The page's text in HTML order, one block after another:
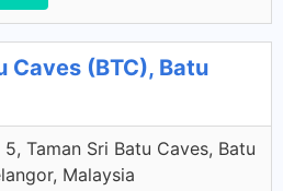
Caves (BTC), Batu
Taman Sri Batu Caves, Batu
Malaysia